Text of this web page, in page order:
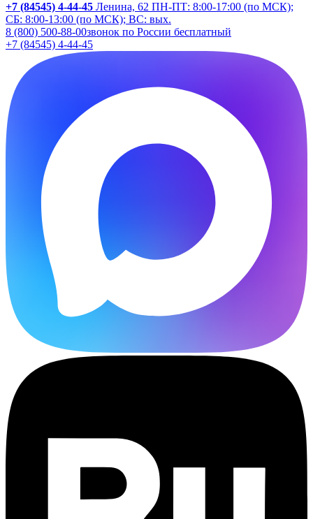
+7 (84545) 4-44-45 Ленина, 62 ПН-ПТ: 8:00-17:00 (по МСК);
СБ: 8:00-13:00 (по МСК); ВС: вых.
8 (800) 500-88-00звонок по России бесплатный
+7 (84545) 4-44-45